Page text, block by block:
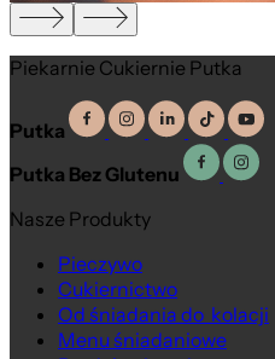
Piekarnie Cukiernie Putka
Putka
Putka Bez Glutenu
Nasze Produkty
Pieczywo
Cukiernictwo
Od śniadania do kolacji
Menu śniadaniowe